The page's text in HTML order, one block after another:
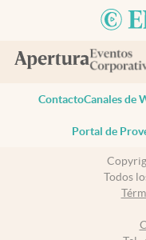
ContactoCanales de
Portal de
Todos